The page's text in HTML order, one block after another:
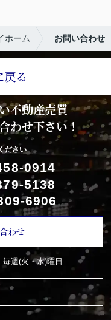
ホーム お問い合わせ
る
不動産売買
わせ下さい！
ださい
0914
5138
6906
わせ
毎週(火・水)曜日